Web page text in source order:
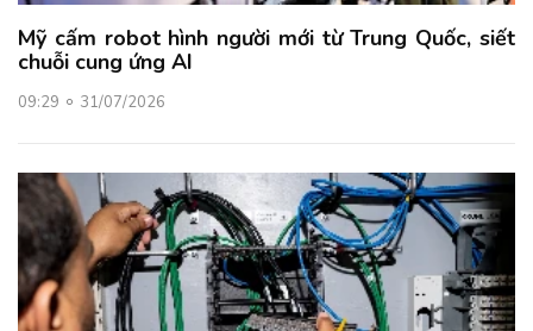
Mỹ cấm robot hình người mới từ Trung Quốc, siết
chuỗi cung ứng AI
09:29 31/07/2026